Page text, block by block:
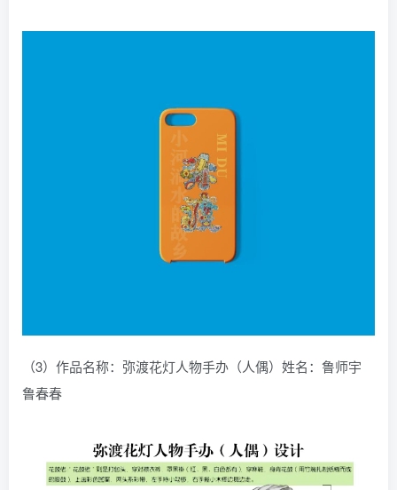
（3）作品名称：弥渡花灯人物手办（人偶）姓名：鲁师宇
鲁春春